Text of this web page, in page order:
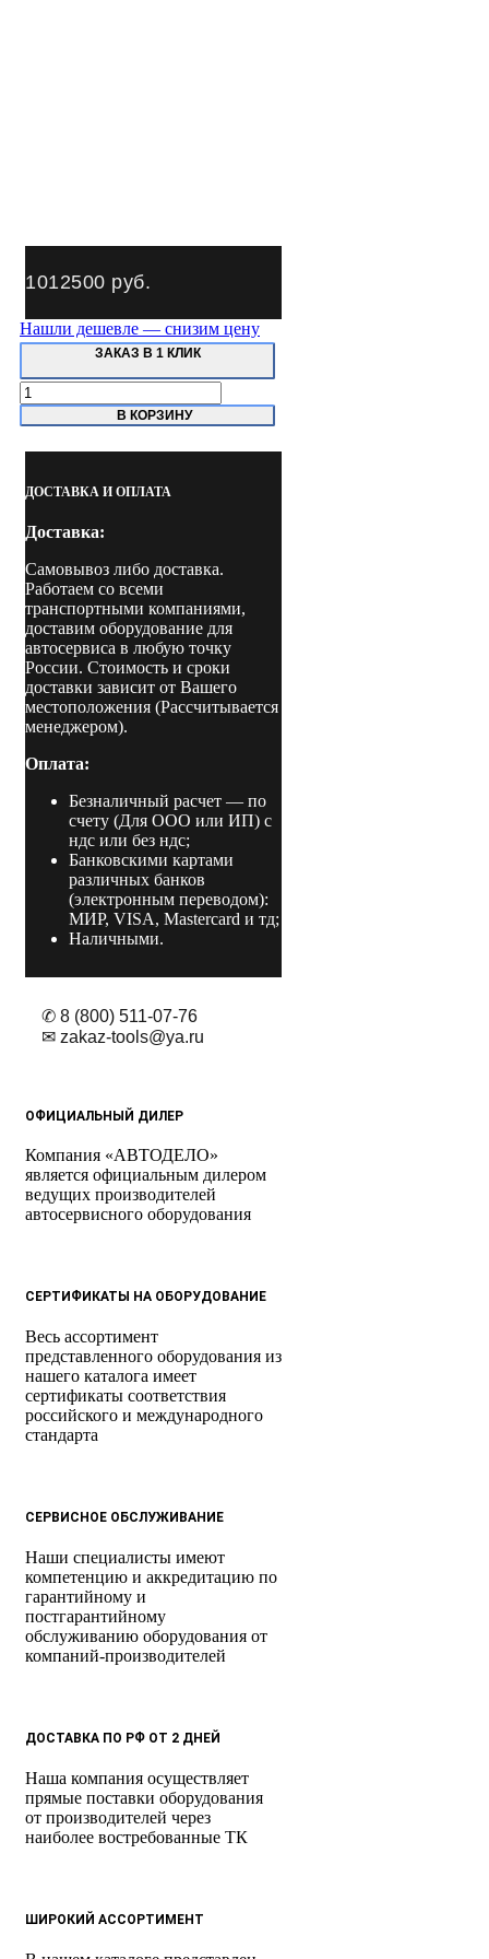
1012500 руб.
Нашли дешевле — снизим цену
ЗАКАЗ В 1 КЛИК
Количество
товара
GL500
Guangli
подготовки
окраске
с
верхним
пленумом
В КОРЗИНУ
ДОСТАВКА И ОПЛАТА
Доставка:
Самовывоз либо доставка.
Работаем со всеми
транспортными компаниями,
доставим оборудование для
автосервиса в любую точку
России. Стоимость и сроки
доставки зависит от Вашего
местоположения (Рассчитывается
менеджером).
Оплата:
Безналичный расчет — по
счету (Для ООО или ИП) с
ндс или без ндс;
Банковскими картами
различных банков
(электронным переводом):
МИР, VISA, Mastercard и тд;
Наличными.
✆ 8 (800) 511-07-76
✉ zakaz-tools@ya.ru
ОФИЦИАЛЬНЫЙ ДИЛЕР
Компания «АВТОДЕЛО»
является официальным дилером
ведущих производителей
автосервисного оборудования
СЕРТИФИКАТЫ НА ОБОРУДОВАНИЕ
Весь ассортимент
представленного оборудования из
нашего каталога имеет
сертификаты соответствия
российского и международного
стандарта
СЕРВИСНОЕ ОБСЛУЖИВАНИЕ
Наши специалисты имеют
компетенцию и аккредитацию по
гарантийному и
постгарантийному
обслуживанию оборудования от
компаний-производителей
ДОСТАВКА ПО РФ ОТ 2 ДНЕЙ
Наша компания осуществляет
прямые поставки оборудования
от производителей через
наиболее востребованные ТК
ШИРОКИЙ АССОРТИМЕНТ